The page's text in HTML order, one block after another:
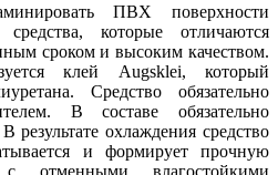
ПВХ поверхности
которые отличаются
сроком и высоким качеством.
клей Augsklei, который
Средство обязательно
В составе обязательно
результате охлаждения средство
и формирует прочную
отменными влагостойкими